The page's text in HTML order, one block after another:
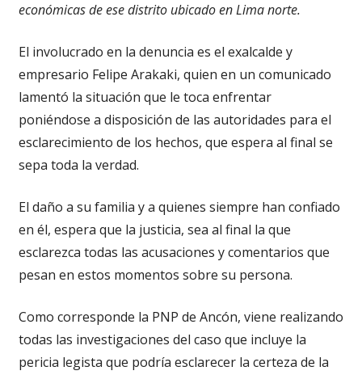
económicas de ese distrito ubicado en Lima norte.
El involucrado en la denuncia es el exalcalde y
empresario Felipe Arakaki, quien en un comunicado
lamentó la situación que le toca enfrentar
poniéndose a disposición de las autoridades para el
esclarecimiento de los hechos, que espera al final se
sepa toda la verdad.
El daño a su familia y a quienes siempre han confiado
en él, espera que la justicia, sea al final la que
esclarezca todas las acusaciones y comentarios que
pesan en estos momentos sobre su persona.
Como corresponde la PNP de Ancón, viene realizando
todas las investigaciones del caso que incluye la
pericia legista que podría esclarecer la certeza de la